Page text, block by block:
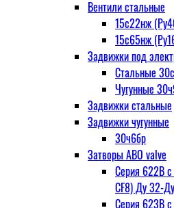
Вентили стальные
15с22нж
15с65нж
Задвижки под
Стальные
Чугунные
Задвижки стальные
Задвижки чугунные
30ч6бр
Затворы ABO valve
Серия 622В с
CF8) Ду 32-
Серия 623В с